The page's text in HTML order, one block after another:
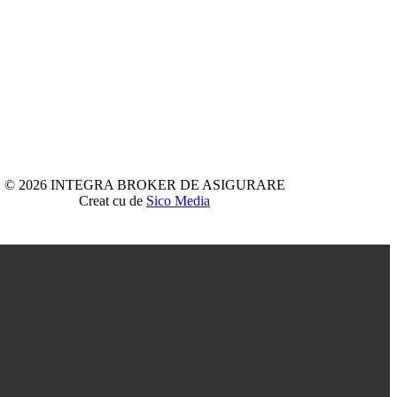
© 2026 INTEGRA BROKER DE ASIGURARE
Creat cu de Sico Media